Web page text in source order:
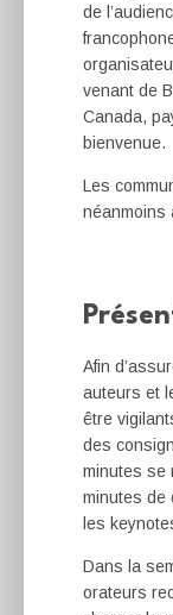
de
venant de
Canada,
bienvenue.​
Les
néanmoins
Afin
auteurs et
être
des
minutes se
minutes de
les
Dans la
orateurs